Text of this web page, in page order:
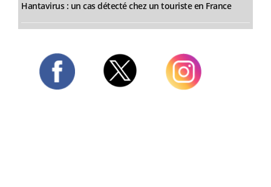
Hantavirus : un cas détecté chez un touriste en France